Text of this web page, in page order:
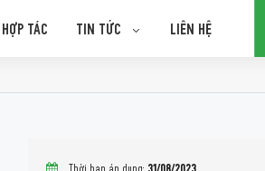
HỢP TÁC TIN TỨC LIÊN HỆ